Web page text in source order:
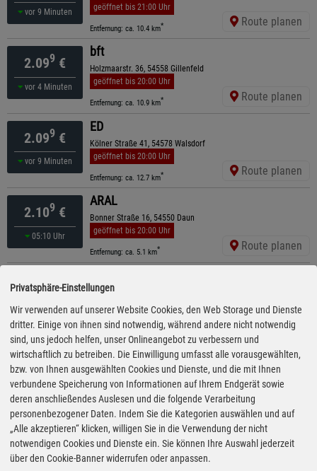
vor 9 Minuten
geöffnet bis 21:00 Uhr
Entfernung: ca. 10.4 km* Route planen
2.099 €
vor 4 Minuten
bft
Holzmaarstr. 36, 54558 Gillenfeld
geöffnet bis 20:00 Uhr
Entfernung: ca. 10.9 km* Route planen
2.099 €
vor 9 Minuten
ED
Kölner Straße 41, 54578 Walsdorf
geöffnet bis 20:00 Uhr
Entfernung: ca. 12.7 km* Route planen
2.109 €
05:10 Uhr
ARAL
Bonner Straße 16, 54550 Daun
geöffnet bis 20:00 Uhr
Entfernung: ca. 5.1 km* Route planen
2.119€
05:10 Uhr
Gerolsteiner Straße 47, 54570 Pelm
geöffnet bis 20:00 Uhr
Entfernung: ca. 8.4 km* Route planen
2.169€
vor 34 Minuten
Ewald Wolter GmbH
Wittlicher Straße 5, 54531 Manderscheid
geöffnet bis 18:00 Uhr
Entfernung: ca. 9.7 km * Route planen
2.599€
gestern 17:25 Uhr
TotalEnergies
Bab A48 Eifel Ost , 54533 Niederoefflingen
ganztägig geöffnet
Privatsphäre-Einstellungen
Wir verwenden auf unserer Website Cookies, den Web Storage und Dienste
dritter. Einige von ihnen sind notwendig, während andere nicht notwendig
sind, uns jedoch helfen, unser Onlineangebot zu verbessern und
wirtschaftlich zu betreiben. Die Einwilligung umfasst alle vorausgewählten,
bzw. von Ihnen ausgewählten Cookies und Dienste, und die mit Ihnen
verbundene Speicherung von Informationen auf Ihrem Endgerät sowie
deren anschließendes Auslesen und die folgende Verarbeitung
personenbezogener Daten. Indem Sie die Kategorien auswählen und auf
„Alle akzeptieren“ klicken, willigen Sie in die Verwendung der nicht
notwendigen Cookies und Dienste ein. Sie können Ihre Auswahl jederzeit
über den Cookie-Banner widerrufen oder anpassen.